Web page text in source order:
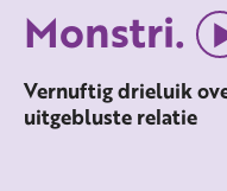
Monstri.
Vernuftig drieluik
uitgebluste relatie